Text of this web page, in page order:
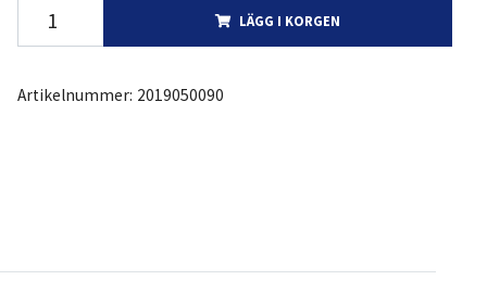
LÄGG I KORGEN
Artikelnummer: 2019050090